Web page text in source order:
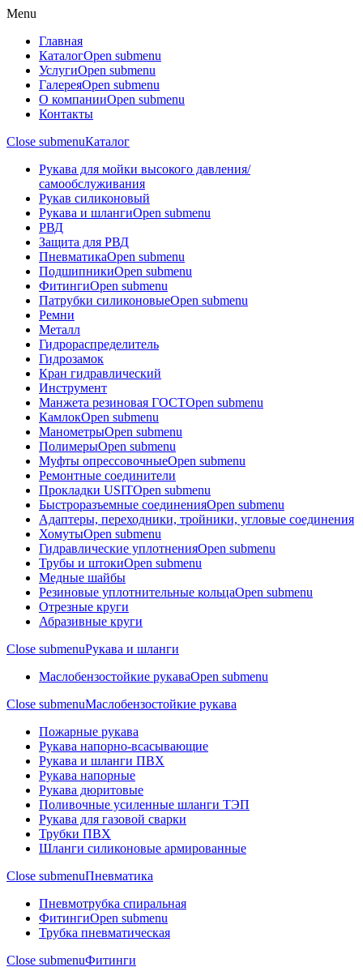
Menu
Главная
КаталогOpen submenu
УслугиOpen submenu
ГалереяOpen submenu
О компанииOpen submenu
Контакты
Close submenuКаталог
Рукава для мойки высокого давления/
самообслуживания
Рукав силиконовый
Рукава и шлангиOpen submenu
РВД
Защита для РВД
ПневматикаOpen submenu
ПодшипникиOpen submenu
ФитингиOpen submenu
Патрубки силиконовыеOpen submenu
Ремни
Металл
Гидрораспределитель
Гидрозамок
Кран гидравлический
Инструмент
Манжета резиновая ГОСТOpen submenu
КамлокOpen submenu
МанометрыOpen submenu
ПолимерыOpen submenu
Муфты опрессовочныеOpen submenu
Ремонтные соединители
Прокладки USITOpen submenu
Быстроразъемные соединенияOpen submenu
Адаптеры, переходники, тройники, угловые соединения
ХомутыOpen submenu
Гидравлические уплотненияOpen submenu
Трубы и штокиOpen submenu
Медные шайбы
Резиновые уплотнительные кольцаOpen submenu
Отрезные круги
Абразивные круги
Close submenuРукава и шланги
Маслобензостойкие рукаваOpen submenu
Close submenuМаслобензостойкие рукава
Пожарные рукава
Рукава напорно-всасывающие
Рукава и шланги ПВХ
Рукава напорные
Рукава дюритовые
Поливочные усиленные шланги ТЭП
Рукава для газовой сварки
Трубки ПВХ
Шланги силиконовые армированные
Close submenuПневматика
Пневмотрубка спиральная
ФитингиOpen submenu
Трубка пневматическая
Close submenuФитинги